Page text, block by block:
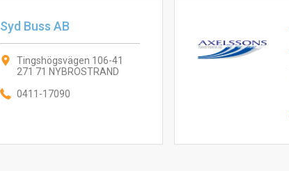
Syd Buss AB
Tingshögsvägen 106-41
271 71 NYBROSTRAND
0411-17090